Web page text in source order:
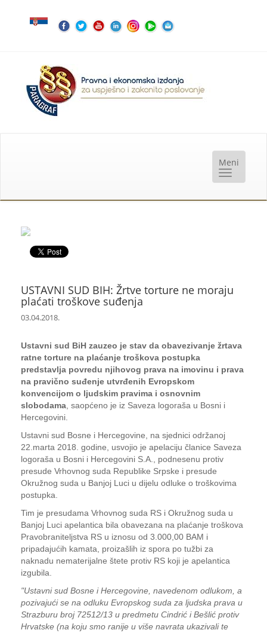
USTAVNI SUD BIH: Žrtve torture ne moraju
plaćati troškove suđenja
03.04.2018.
Ustavni sud BiH zauzeo je stav da obavezivanje žrtava
ratne torture na plaćanje troškova postupka
predstavlja povredu njihovog prava na imovinu i prava
na pravično suđenje utvrđenih Evropskom
konvencijom o ljudskim pravima i osnovnim
slobodama , saopćeno je iz Saveza logoraša u Bosni i
Hercegovini.
Ustavni sud Bosne i Hercegovine, na sjednici održanoj
22.marta 2018. godine, usvojio je apelaciju članice Saveza
logoraša u Bosni i Hercegovini S.A., podnesenu protiv
presude Vrhovnog suda Republike Srpske i presude
Okružnog suda u Banjoj Luci u dijelu odluke o troškovima
postupka.
Tim je presudama Vrhovnog suda RS i Okružnog suda u
Banjoj Luci apelantica bila obavezana na plaćanje troškova
Pravobraniteljstva RS u iznosu od 3.000,00 BAM i
pripadajućih kamata, proizašlih iz spora po tužbi za
naknadu nematerijalne štete protiv RS koji je apelantica
izgubila.
"Ustavni sud Bosne i Hercegovine, navedenom odlukom, a
pozivajući se na odluku Evropskog suda za ljudska prava u
Strazburu broj 72512/13 u predmetu Cindrić i Bešlić protiv
Hrvatske (na koju smo ranije u više navrata ukazivali te